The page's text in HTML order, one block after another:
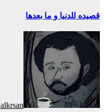
قصيده للدنيا و ما بعدها
alkrsan